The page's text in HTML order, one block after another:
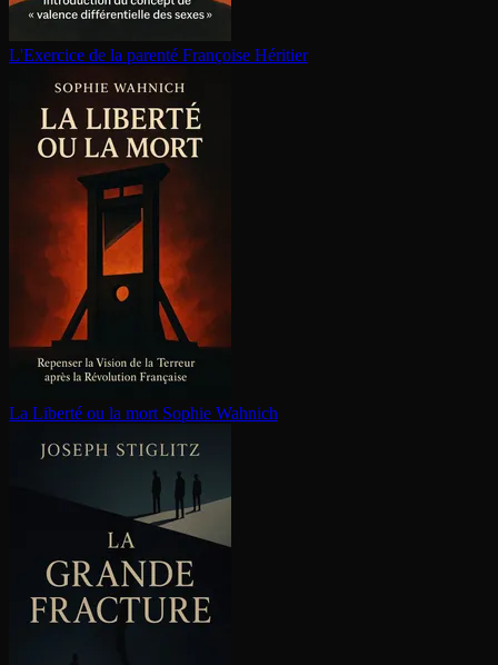
L'Exercice de la parenté Françoise Héritier
La Liberté ou la mort Sophie Wahnich